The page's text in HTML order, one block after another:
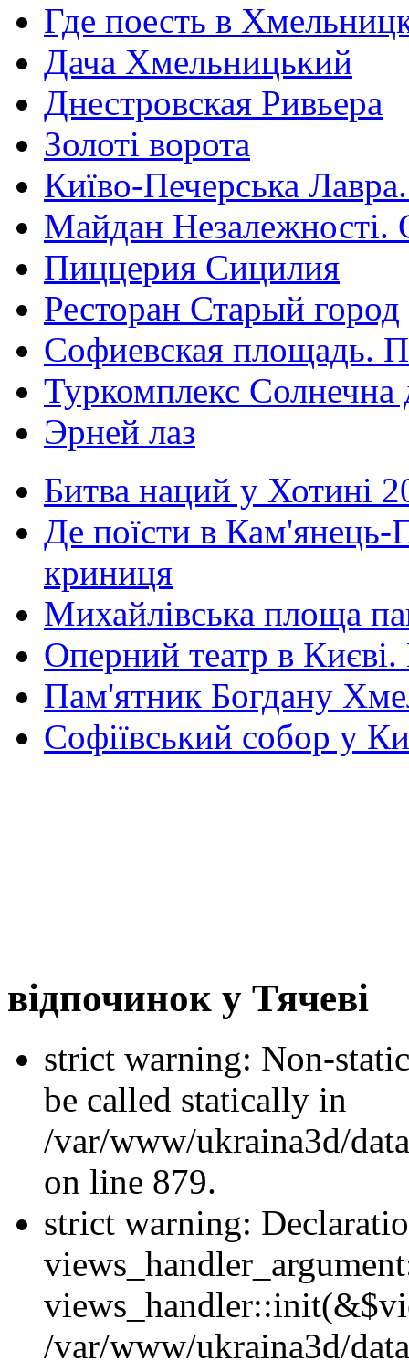
Где поесть в
Дача Хмельницький
Днестровская Ривьера
Золоті ворота
Київо-Печерська
Майдан Незалежності.
Пиццерия Сицилия
Ресторан Старый город
Софиевская площадь.
Туркомплекс Солнечна
Эрней лаз
Битва наций у Хотині
Де поїсти в Кам'янець-
криниця
Михайлівська площа
Оперний театр в
Пам'ятник Богдану
Софіївський собор у
відпочинок у Тячеві
strict warning: Non-
be called statically in
/var/www/ukraina3d/
on line 879.
strict warning:
/var/www/ukraina3d/